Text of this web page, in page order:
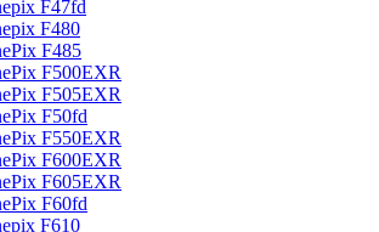
F47fd
F480
F485
F500EXR
F505EXR
F50fd
F550EXR
F600EXR
F605EXR
F60fd
F610